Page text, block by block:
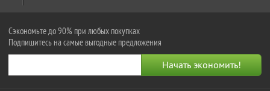
Сэкономьте до 90% при любых покупках
Подпишитесь на самые выгодные предложения